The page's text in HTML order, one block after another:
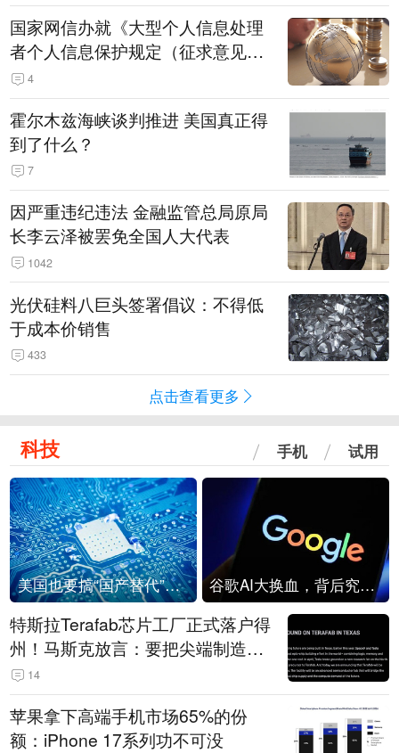
国家网信办就《大型个人信息处理
者个人信息保护规定（征求意见
稿）》公开征求意见
4
霍尔木兹海峡谈判推进 美国真正得
到了什么？
7
因严重违纪违法 金融监管总局原局
长李云泽被罢免全国人大代表
1042
光伏硅料八巨头签署倡议：不得低
于成本价销售
433
点击查看更多
科技 手机 试用
美国也要搞“国产替代”？先算清三笔账 谷歌AI大换血，背后究竟发生了什么？
特斯拉Terafab芯片工厂正式落户得
州！马斯克放言：要把尖端制造带
回美国
14
苹果拿下高端手机市场65%的份
额：iPhone 17系列功不可没